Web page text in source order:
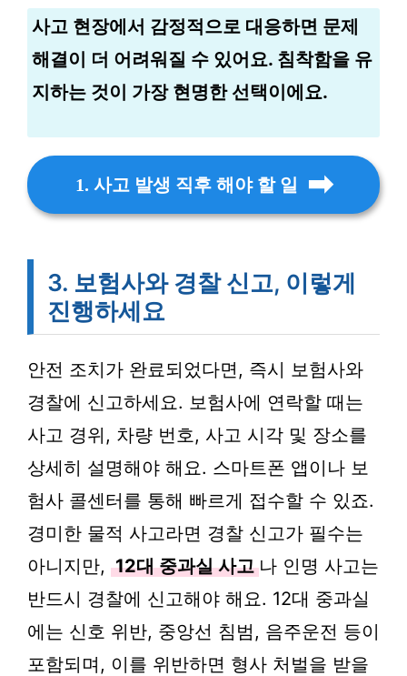
사고 현장에서 감정적으로 대응하면 문제
해결이 더 어려워질 수 있어요. 침착함을 유
지하는 것이 가장 현명한 선택이에요.
1. 사고 발생 직후 해야 할 일
3. 보험사와 경찰 신고, 이렇게
진행하세요
안전 조치가 완료되었다면, 즉시 보험사와
경찰에 신고하세요. 보험사에 연락할 때는
사고 경위, 차량 번호, 사고 시각 및 장소를
상세히 설명해야 해요. 스마트폰 앱이나 보
험사 콜센터를 통해 빠르게 접수할 수 있죠.
경미한 물적 사고라면 경찰 신고가 필수는
아니지만, 12대 중과실 사고 나 인명 사고는
반드시 경찰에 신고해야 해요. 12대 중과실
에는 신호 위반, 중앙선 침범, 음주운전 등이
포함되며, 이를 위반하면 형사 처벌을 받을